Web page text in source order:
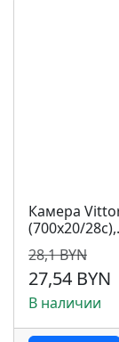
Камера
(700x20/
28,1 BYN
27,54 BYN
В наличии